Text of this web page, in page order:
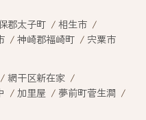
郡太子町
相生市
神崎郡福崎町
宍粟市
網干区新在家
加里屋
夢前町菅生澗